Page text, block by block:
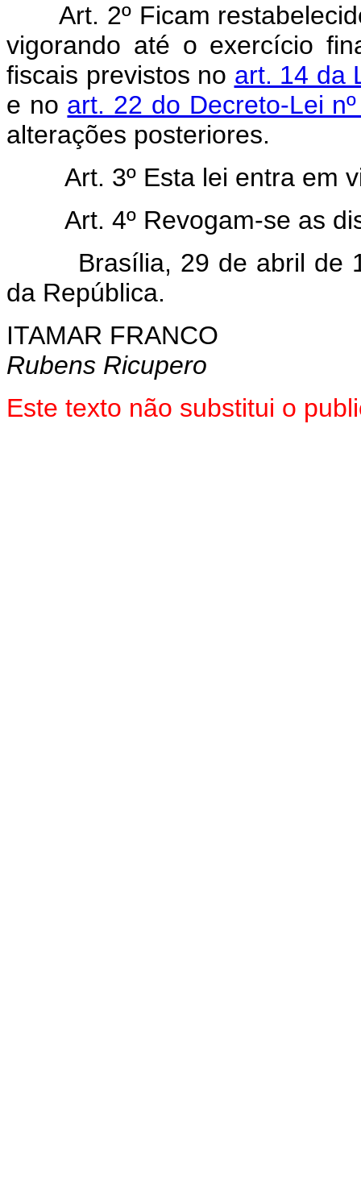
Art. 2º Ficam
vigorando até o exercício
fiscais previstos no art. 14 da
e no art. 22 do Decreto-Lei
alterações posteriores.
Art. 3º Esta lei entra em
Art. 4º Revogam-se as
Brasília, 29 de abril de
da República.
ITAMAR FRANCO
Rubens Ricupero
Este texto não substitui o